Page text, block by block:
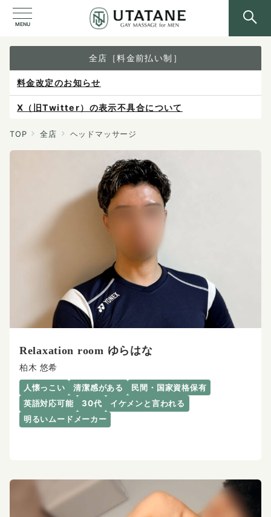
MENU
全店［料金前払い制］
X（旧Twitter）の表示不具合について
ご予約は各店へ直接お問い合わせください。
料金は当日施術前にお支払いください。
料金改定のお知らせ
TOP 全店 ヘッドマッサージ
Relaxation room ゆらはな
柏木 悠希
人懐っこい 清潔感がある
民間・国家資格保有
英語対応可能
30代
イケメンと言われる
明るいムードメーカー